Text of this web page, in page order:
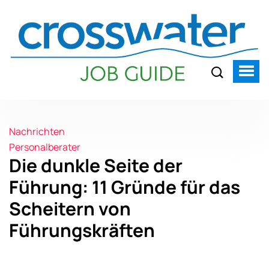
Nachrichten
Personalberater
Die dunkle Seite der
Führung: 11 Gründe für das
Scheitern von
Führungskräften